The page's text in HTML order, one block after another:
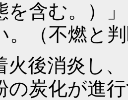
を含む。）
。（不燃と
後消炎し、
の炭化が進